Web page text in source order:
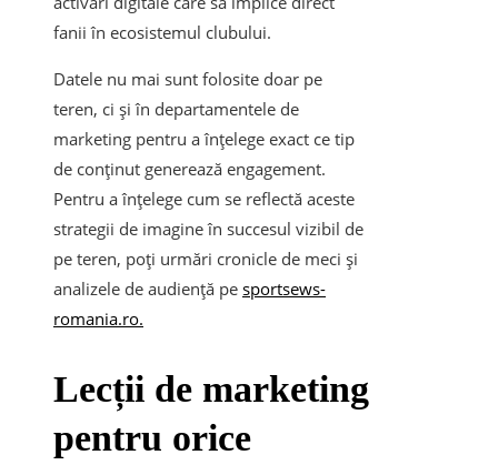
fanii în ecosistemul clubului.
Datele nu mai sunt folosite doar pe
teren, ci și în departamentele de
marketing pentru a înțelege exact ce tip
de conținut generează engagement.
Pentru a înțelege cum se reflectă aceste
strategii de imagine în succesul vizibil de
pe teren, poți urmări cronicle de meci și
analizele de audiență pe sportsews-
romania.ro.
Lecții de marketing
pentru orice